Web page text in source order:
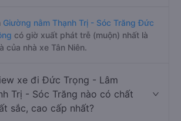
Giường nằm Thạnh Trị - Sóc Trăng Đức
có giờ xuất phát trễ (muộn) nhất là
của nhà xe Tân Niên.
xe đi Đức Trọng - Lâm
Trị - Sóc Trăng nào có chất
sắc, cao cấp nhất?